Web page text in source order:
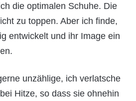
die optimalen Schuhe. Die
zu toppen. Aber ich finde,
entwickelt und ihr Image ein
unzählige, ich verlatsche
Hitze, so dass sie ohnehin